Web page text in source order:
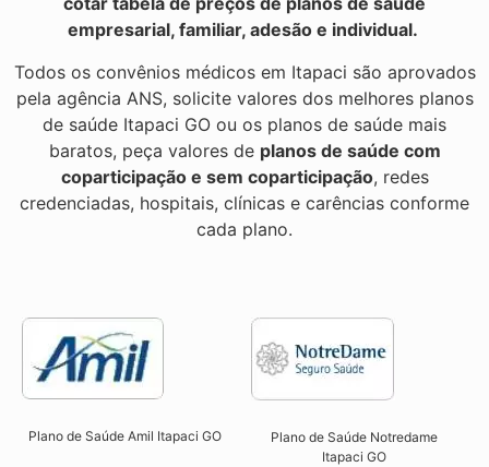
empresarial, familiar, adesão e individual.
Todos os convênios médicos em Itapaci são aprovados
pela agência ANS, solicite valores dos melhores planos
de saúde Itapaci GO ou os planos de saúde mais
baratos, peça valores de planos de saúde com
coparticipação e sem coparticipação, redes
credenciadas, hospitais, clínicas e carências conforme
cada plano.
Plano de Saúde Amil Itapaci GO
Plano de Saúde Notredame
Itapaci GO​